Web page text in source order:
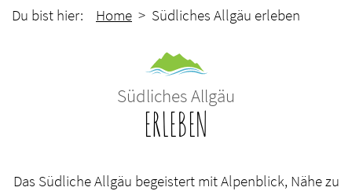
Du bist hier: Home > Südliches Allgäu erleben
Südliches Allgäu
ERLEBEN
Das Südliche Allgäu begeistert mit Alpenblick, Nähe zu